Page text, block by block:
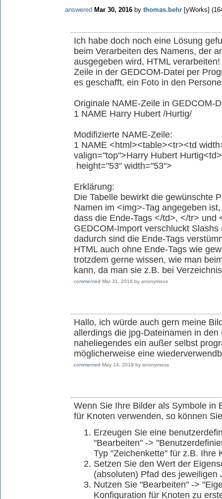
answered Mar 30, 2016 by thomas.behr [yWorks] (
Ich habe doch noch eine Lösung
beim Verarbeiten des Namens, der
ausgegeben wird, HTML
Zeile in der GEDCOM-Datei per
es geschafft, ein Foto in den
Originale NAME-Zeile in GEDCOM-
1 NAME Harry Hubert /Hurtig/
Modifizierte NAME-Zeile:
1 NAME <html><table><tr><td
valign="top">Harry Hubert
height="53" width="53">
Erklärung:
Die Tabelle bewirkt die gewünschte
Namen im <img>-Tag angegeben
dass die Ende-Tags </td>, </tr> und
GEDCOM-Import verschluckt
dadurch sind die Ende-Tags
HTML auch ohne Ende-Tags wie
trotzdem gerne wissen, wie man
kann, da man sie z.B. bei
commented Mar 31, 2016 by anonymous
Hallo, ich würde auch gern meine
allerdings die jpg-Dateinamen in
naheliegendes ein außer selbst
möglicherweise eine
commented May 14, 2019 by anonymous
Wenn Sie Ihre Bilder als Symbole in
für Knoten verwenden, so können
Erzeugen Sie eine
"Bearbeiten" ->
Typ "Zeichenkette" für z.B. Ihre
Setzen Sie den Wert der
(absoluten) Pfad des jeweiligen
Nutzen Sie "Bearbeiten" ->
Konfiguration für Knoten zu